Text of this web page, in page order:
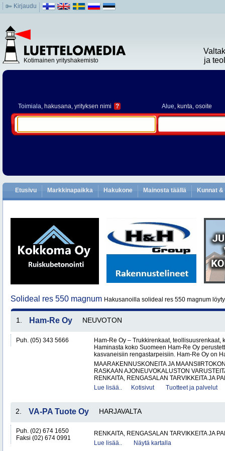
Kirjaudu
Kotimainen yrityshakemisto
ja
Toimiala, hakusana, yrityksen nimi ? Alue, kunta, osoite
Etusivu Markkinapaikka Hakukone Mainosta täällä Kunnat
Solideal res 550 magnum Hakusanoilla solideal res 550 magnum
1. Ham-Re Oy NEUVOTON
Puh. (05) 343 5666
Ham-Re Oy – Trukkirenkaat, teollisuusrenkaat,
Haminasta koko Suomeen Ham-Re Oy
kasvaneisiin rengastarpeisiin. Ham-Re Oy on
MAARAKENNUSKONEITA JA
RASKAAN AJONEUVOKALUSTON
RENKAITA, RENGASALAN TARVIKKEITA JA
Lue lisää..
Kotisivut Tuotteet ja palvelut
2. VA-PA Tuote Oy HARJAVALTA
Puh. (02) 674 1650
Faksi (02) 674 0991
RENKAITA, RENGASALAN TARVIKKEITA JA
Lue lisää..
Näytä kartalla